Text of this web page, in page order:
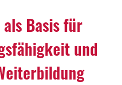
Basis für
und